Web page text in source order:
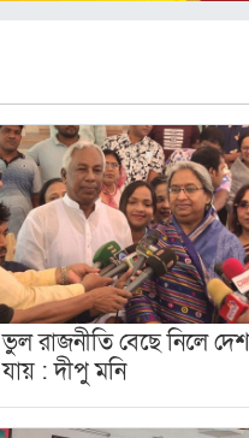
ভুল রাজনীতি বেছে নিলে
যায় : দীপু মনি